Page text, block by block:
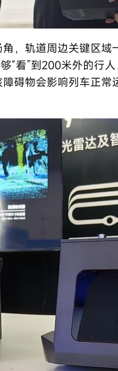
，轨道周边关键区
“看”到200米外的行
碍物会影响列车正